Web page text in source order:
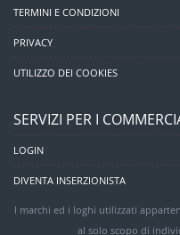
TERMINI E CONDIZIONI
PRIVACY
UTILIZZO DEI COOKIES
SERVIZI PER I
LOGIN
DIVENTA INSERZIONISTA
I marchi ed i loghi utilizzati
al solo scopo di